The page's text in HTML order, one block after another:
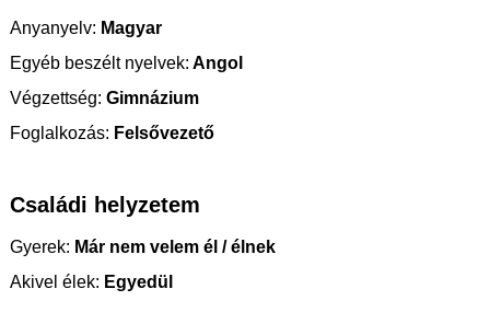
Anyanyelv: Magyar
Egyéb beszélt nyelvek: Angol
Végzettség: Gimnázium
Foglalkozás: Felsővezető
Családi helyzetem
Gyerek: Már nem velem él / élnek
Akivel élek: Egyedül